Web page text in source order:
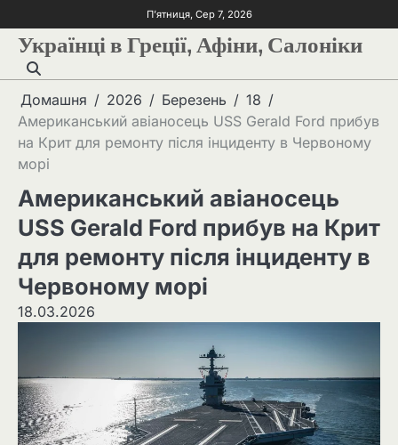
П’ятниця, Сер 7, 2026
Українці в Греції, Афіни, Салоніки
Домашня 2026 Березень
18
Американський авіаносець USS Gerald Ford прибув
на Крит для ремонту після інциденту в Червоному
морі
Американський авіаносець
USS Gerald Ford прибув на Крит
для ремонту після інциденту в
Червоному морі
18.03.2026